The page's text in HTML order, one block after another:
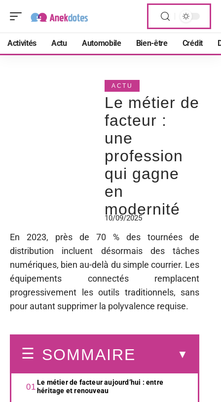
Activités Actu Automobile Bien-être Crédit
ACTU
Le métier de
facteur :
une
profession
qui gagne
en
modernité
10/09/2025
En 2023, près de 70 % des tournées de
distribution incluent désormais des tâches
numériques, bien au-delà du simple courrier. Les
équipements connectés remplacent
progressivement les outils traditionnels, sans
pour autant supprimer la polyvalence requise.
SOMMAIRE
Le métier de facteur aujourd’hui : entre
héritage et renouveau